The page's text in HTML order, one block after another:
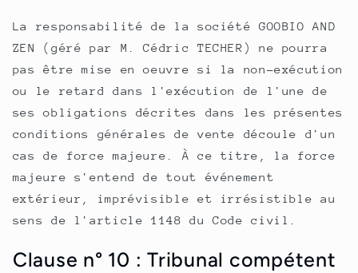
La responsabilité de la société GOOBIO AND
ZEN (géré par M. Cédric TECHER) ne pourra
pas être mise en oeuvre si la non-exécution
ou le retard dans l'exécution de l'une de
ses obligations décrites dans les présentes
conditions générales de vente découle d'un
cas de force majeure. À ce titre, la force
majeure s'entend de tout événement
extérieur, imprévisible et irrésistible au
sens de l'article 1148 du Code civil.
Clause n° 10 : Tribunal compétent